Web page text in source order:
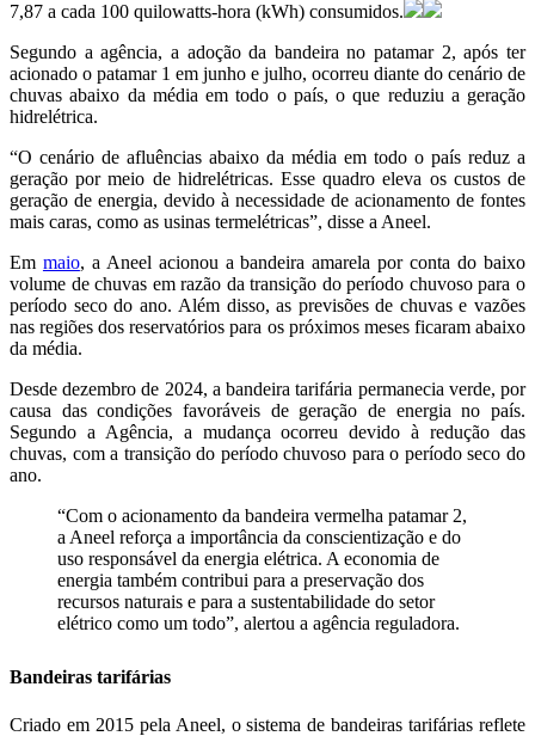
7,87 a cada 100 quilowatts-hora (kWh) consumidos.
Segundo a agência, a adoção da bandeira no patamar 2, após ter
acionado o patamar 1 em junho e julho, ocorreu diante do cenário de
chuvas abaixo da média em todo o país, o que reduziu a geração
hidrelétrica.
“O cenário de afluências abaixo da média em todo o país reduz a
geração por meio de hidrelétricas. Esse quadro eleva os custos de
geração de energia, devido à necessidade de acionamento de fontes
mais caras, como as usinas termelétricas”, disse a Aneel.
Em maio, a Aneel acionou a bandeira amarela por conta do baixo
volume de chuvas em razão da transição do período chuvoso para o
período seco do ano. Além disso, as previsões de chuvas e vazões
nas regiões dos reservatórios para os próximos meses ficaram abaixo
da média.
Desde dezembro de 2024, a bandeira tarifária permanecia verde, por
causa das condições favoráveis de geração de energia no país.
Segundo a Agência, a mudança ocorreu devido à redução das
chuvas, com a transição do período chuvoso para o período seco do
ano.
“Com o acionamento da bandeira vermelha patamar 2,
a Aneel reforça a importância da conscientização e do
uso responsável da energia elétrica. A economia de
energia também contribui para a preservação dos
recursos naturais e para a sustentabilidade do setor
elétrico como um todo”, alertou a agência reguladora.
Bandeiras tarifárias
Criado em 2015 pela Aneel, o sistema de bandeiras tarifárias reflete